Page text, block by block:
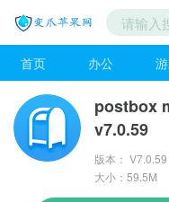
首页 办公
postbox
v7.0.59
版本： V7.0.59
大小：59.5M